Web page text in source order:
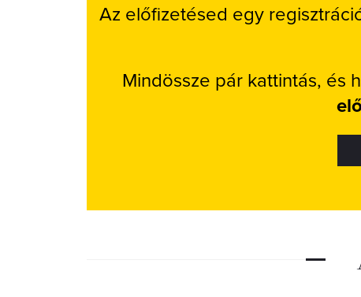
Az előfizetésed egy
Mindössze pár kattintás, és